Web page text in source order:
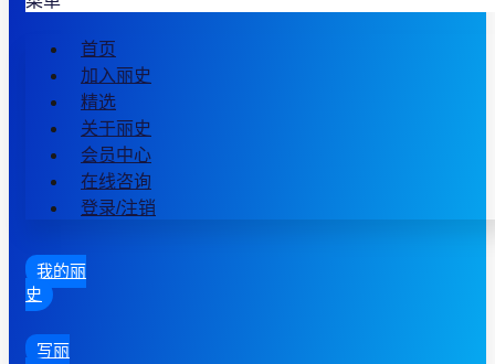
首页
加入丽史
精选
关于丽史
会员中心
在线咨询
登录/注销
我的丽
史
写丽